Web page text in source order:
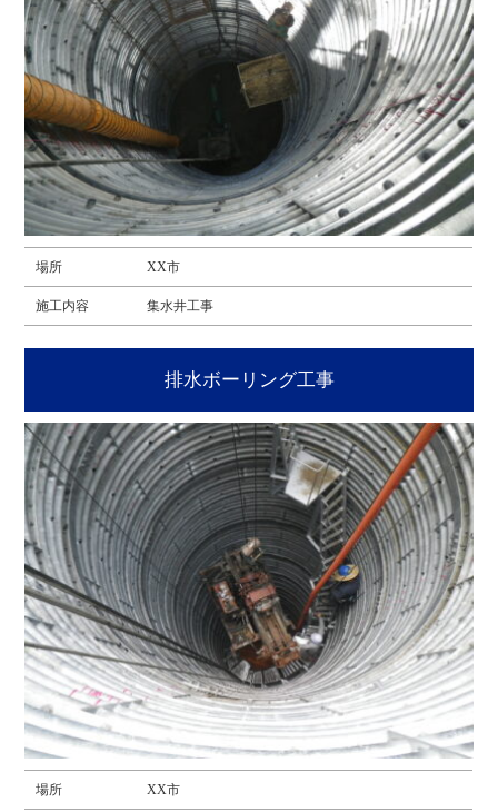
場所 XX市
施工内容 集水井工事
排水ボーリング工事
場所 XX市